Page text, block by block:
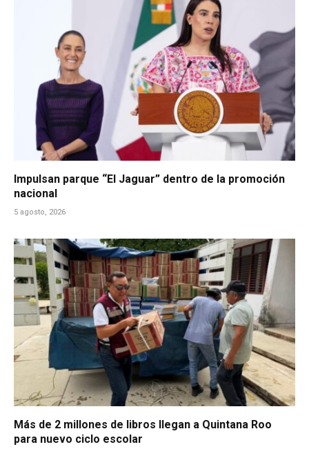
Impulsan parque “El Jaguar” dentro de la promoción
nacional
5 agosto, 2026
Más de 2 millones de libros llegan a Quintana Roo
para nuevo ciclo escolar